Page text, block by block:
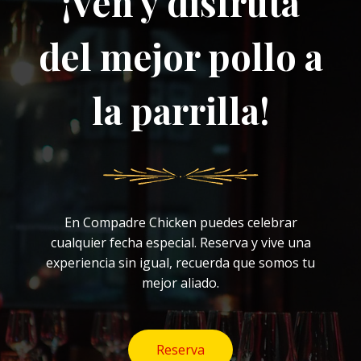
del mejor pollo a
la parrilla!
En Compadre Chicken puedes celebrar
cualquier fecha especial. Reserva y vive una
experiencia sin igual, recuerda que somos tu
mejor aliado.
Reserva